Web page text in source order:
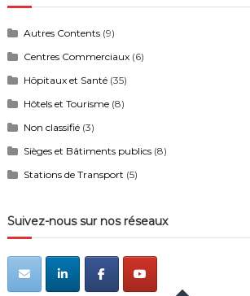
Autres Contents(9)
Centres Commerciaux(6)
Hôpitaux et Santé(35)
Hôtels et Tourisme(8)
Non classifié(3)
Sièges et Bâtiments publics(8)
Stations de Transport (5)
Suivez-nous sur nos réseaux